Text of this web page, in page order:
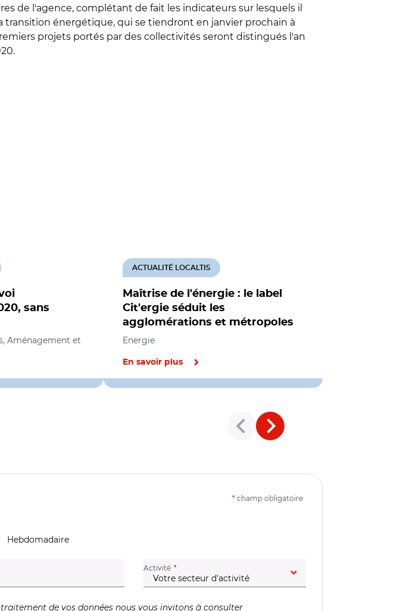
de l'agence, complétant de fait les indicateurs sur lesquels il
transition énergétique, qui se tiendront en janvier prochain à
projets portés par des collectivités seront distingués l'an
sans
Aménagement et
Maîtrise de l'énergie : le label
Cit'ergie séduit les
agglomérations et métropoles
ACTUALITÉ LOCALTIS
Energie
En savoir plus
* champ obligatoire
Hebdomadaire
obligatoire) Activité (champ obligatoire)
de vos données nous vous invitons à consulter